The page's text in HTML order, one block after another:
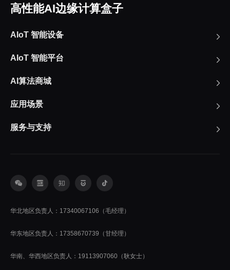
高性能AI边缘计算盒子
AIoT 智能设备
AIoT 智能平台
AI算法商城
应用场景
服务与支持
华北地区负责人：17340067106（毛经理）
华东地区负责人：17358670739（甘经理）
华南、华西地区负责人：19113907060（耿女士）